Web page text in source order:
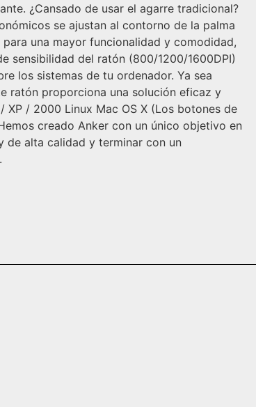
¿Cansado de usar el agarre tradicional?
se ajustan al contorno de la palma
una mayor funcionalidad y comodidad,
sensibilidad del ratón (800/1200/1600DPI)
los sistemas de tu ordenador. Ya sea
ratón proporciona una solución eficaz y
/ 2000 Linux Mac OS X (Los botones de
creado Anker con un único objetivo en
de alta calidad y terminar con un